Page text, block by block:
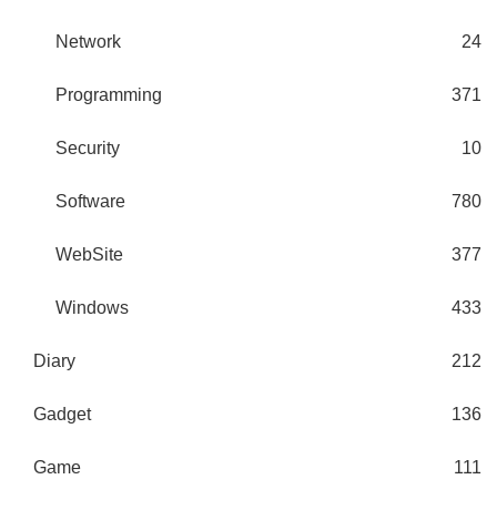
Network 24
Programming 371
Security 10
Software 780
WebSite 377
Windows 433
Diary 212
Gadget 136
Game 111